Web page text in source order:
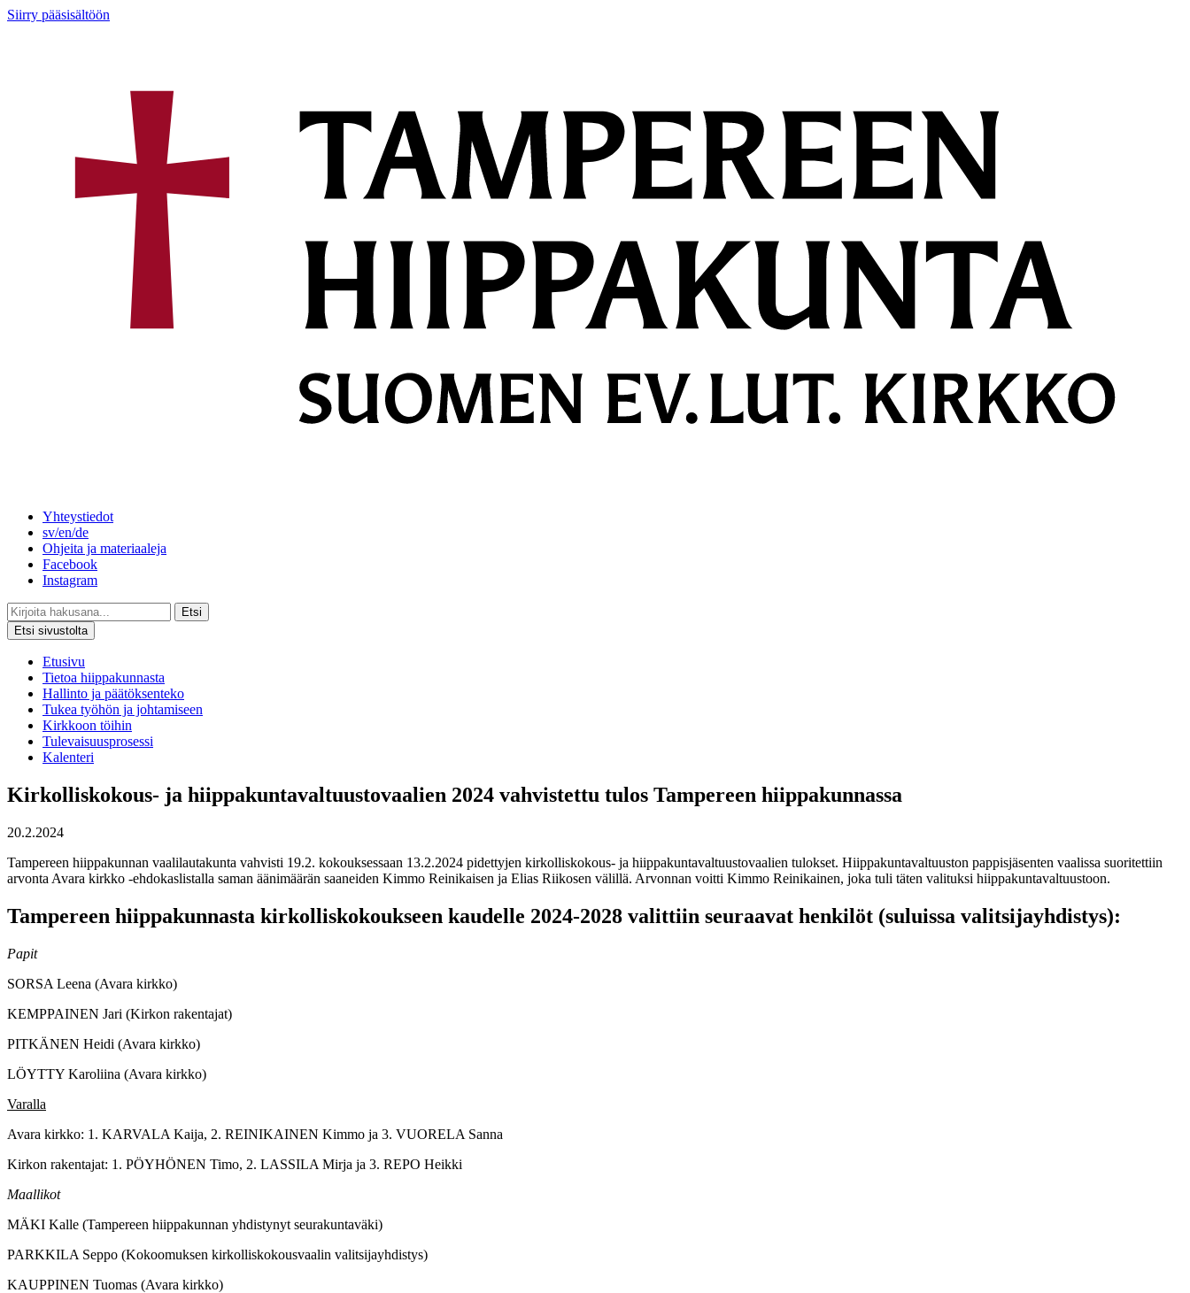
Siirry pääsisältöön
Yhteystiedot
sv/en/de
Ohjeita ja materiaaleja
Facebook
Instagram
Etsi
Etsi sivustolta
Etusivu
Tietoa hiippakunnasta
Hallinto ja päätöksenteko
Tukea työhön ja johtamiseen
Kirkkoon töihin
Tulevaisuusprosessi
Kalenteri
Kirkolliskokous- ja hiippakuntavaltuustovaalien 2024 vahvistettu tulos Tampereen hiippakunnassa
20.2.2024
Tampereen hiippakunnan vaalilautakunta vahvisti 19.2. kokouksessaan 13.2.2024 pidettyjen kirkolliskokous- ja hiippakuntavaltuustovaalien tulokset. Hiippakuntavaltuuston pappisjäsenten vaalissa suoritettiin
arvonta Avara kirkko -ehdokaslistalla saman äänimäärän saaneiden Kimmo Reinikaisen ja Elias Riikosen välillä. Arvonnan voitti Kimmo Reinikainen, joka tuli täten valituksi hiippakuntavaltuustoon.
Tampereen hiippakunnasta kirkolliskokoukseen kaudelle 2024-2028 valittiin seuraavat henkilöt (suluissa valitsijayhdistys):
Papit
SORSA Leena (Avara kirkko)
KEMPPAINEN Jari (Kirkon rakentajat)
PITKÄNEN Heidi (Avara kirkko)
LÖYTTY Karoliina (Avara kirkko)
Varalla
Avara kirkko: 1. KARVALA Kaija, 2. REINIKAINEN Kimmo ja 3. VUORELA Sanna
Kirkon rakentajat: 1. PÖYHÖNEN Timo, 2. LASSILA Mirja ja 3. REPO Heikki
Maallikot
MÄKI Kalle (Tampereen hiippakunnan yhdistynyt seurakuntaväki)
PARKKILA Seppo (Kokoomuksen kirkolliskokousvaalin valitsijayhdistys)
KAUPPINEN Tuomas (Avara kirkko)